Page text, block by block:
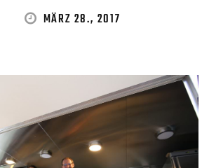
MÄRZ 28., 2017